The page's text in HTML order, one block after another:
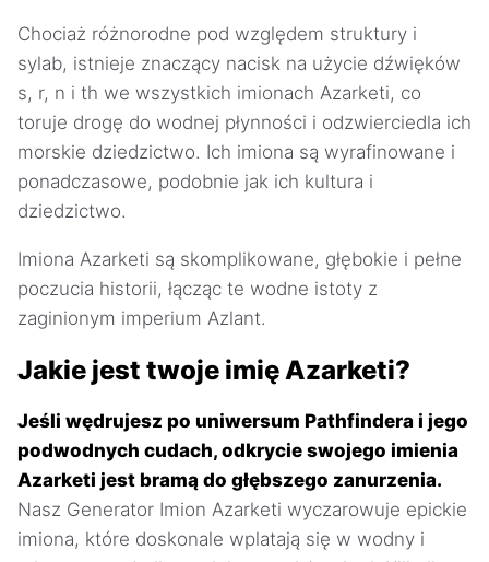
Chociaż różnorodne pod względem struktury i
sylab, istnieje znaczący nacisk na użycie dźwięków
s, r, n i th we wszystkich imionach Azarketi, co
toruje drogę do wodnej płynności i odzwierciedla ich
morskie dziedzictwo. Ich imiona są wyrafinowane i
ponadczasowe, podobnie jak ich kultura i
dziedzictwo.
Imiona Azarketi są skomplikowane, głębokie i pełne
poczucia historii, łącząc te wodne istoty z
zaginionym imperium Azlant.
Jakie jest twoje imię Azarketi?
Jeśli wędrujesz po uniwersum Pathfindera i jego
podwodnych cudach, odkrycie swojego imienia
Azarketi jest bramą do głębszego zanurzenia.
Nasz Generator Imion Azarketi wyczarowuje epickie
imiona, które doskonale wplatają się w wodny i